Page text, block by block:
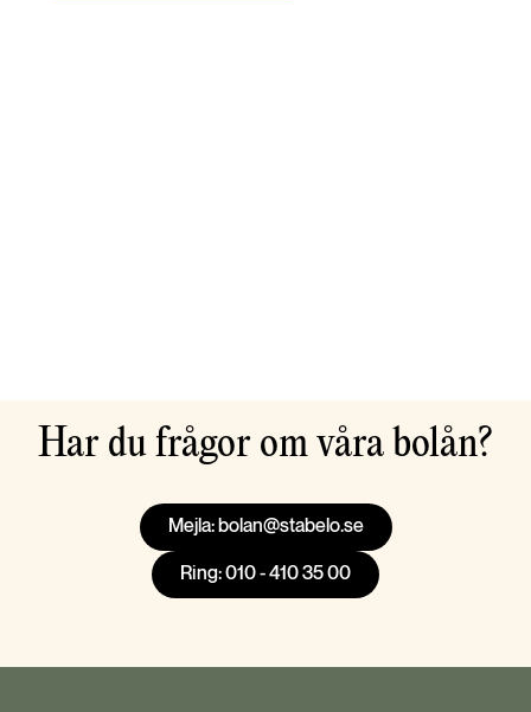
Har du frågor om våra bolån?
Mejla: bolan@stabelo.se
Ring: 010 - 410 35 00